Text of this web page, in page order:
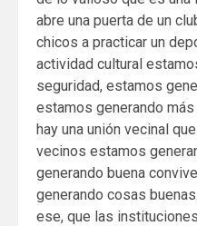
abre una puerta de un
chicos a practicar un
actividad cultural
seguridad, estamos
estamos generando
hay una unión vecinal
vecinos estamos
generando buena
generando cosas
ese, que las